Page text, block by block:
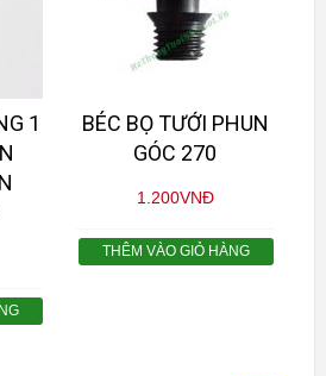
1
BÉC BỌ TƯỚI PHUN
GÓC 270
1.200VNĐ
THÊM VÀO GIỎ HÀNG